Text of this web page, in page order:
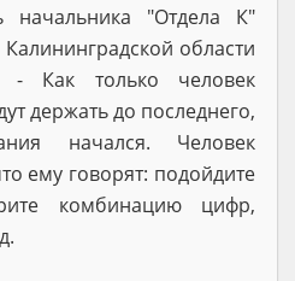
начальника "Отдела К"
области
- Как только человек
держать до последнего,
начался. Человек
ему говорят: подойдите
комбинацию цифр,